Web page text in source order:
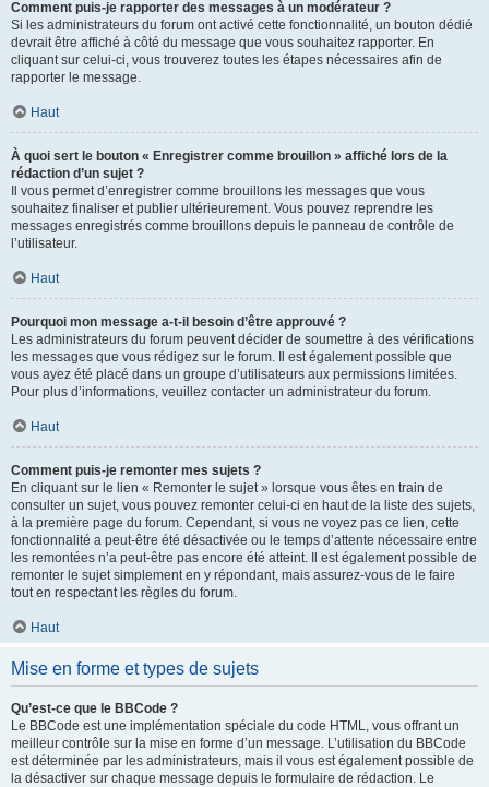
Comment puis-je rapporter des messages à un modérateur ?
Si les administrateurs du forum ont activé cette fonctionnalité, un bouton dédié
devrait être affiché à côté du message que vous souhaitez rapporter. En
cliquant sur celui-ci, vous trouverez toutes les étapes nécessaires afin de
rapporter le message.
Haut
À quoi sert le bouton « Enregistrer comme brouillon » affiché lors de la
rédaction d’un sujet ?
Il vous permet d’enregistrer comme brouillons les messages que vous
souhaitez finaliser et publier ultérieurement. Vous pouvez reprendre les
messages enregistrés comme brouillons depuis le panneau de contrôle de
l’utilisateur.
Haut
Pourquoi mon message a-t-il besoin d’être approuvé ?
Les administrateurs du forum peuvent décider de soumettre à des vérifications
les messages que vous rédigez sur le forum. Il est également possible que
vous ayez été placé dans un groupe d’utilisateurs aux permissions limitées.
Pour plus d’informations, veuillez contacter un administrateur du forum.
Haut
Comment puis-je remonter mes sujets ?
En cliquant sur le lien « Remonter le sujet » lorsque vous êtes en train de
consulter un sujet, vous pouvez remonter celui-ci en haut de la liste des sujets,
à la première page du forum. Cependant, si vous ne voyez pas ce lien, cette
fonctionnalité a peut-être été désactivée ou le temps d’attente nécessaire entre
les remontées n’a peut-être pas encore été atteint. Il est également possible de
remonter le sujet simplement en y répondant, mais assurez-vous de le faire
tout en respectant les règles du forum.
Haut
Mise en forme et types de sujets
Qu’est-ce que le BBCode ?
Le BBCode est une implémentation spéciale du code HTML, vous offrant un
meilleur contrôle sur la mise en forme d’un message. L’utilisation du BBCode
est déterminée par les administrateurs, mais il vous est également possible de
la désactiver sur chaque message depuis le formulaire de rédaction. Le